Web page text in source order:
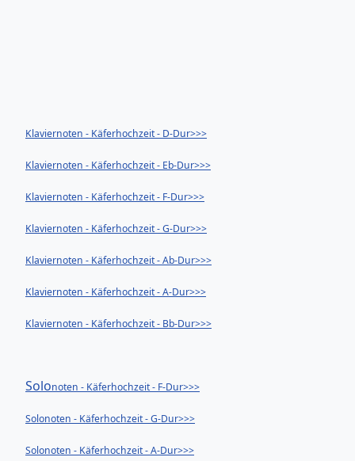
Klaviernoten - Käferhochzeit - D-Dur>>>
Klaviernoten - Käferhochzeit - Eb-Dur>>>
Klaviernoten - Käferhochzeit - F-Dur>>>
Klaviernoten - Käferhochzeit - G-Dur>>>
Klaviernoten - Käferhochzeit - Ab-Dur>>>
Klaviernoten - Käferhochzeit - A-Dur>>>
Klaviernoten - Käferhochzeit - Bb-Dur>>>
Solonoten - Käferhochzeit - F-Dur>>>
Solonoten - Käferhochzeit - G-Dur>>>
Solonoten - Käferhochzeit - A-Dur>>>